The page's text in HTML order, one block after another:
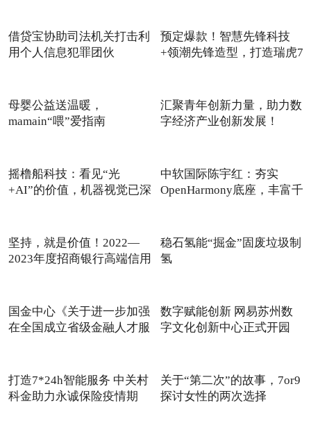
借贷宝协助司法机关打击利
用个人信息犯罪团伙
预定爆款！智慧先锋科技
+领潮先锋造型，打造瑞虎7
母婴公益送温暖，
mamain“喂”爱指南
汇聚青年创新力量，助力数
字经济产业创新发展！
摇橹船科技：看见“光
+AI”的价值，机器视觉已深
中软国际陈宇红：夯实
OpenHarmony底座，丰富千
坚持，就是价值！2022—
2023年度招商银行高端信用
稳石氢能“掘金”固废垃圾制
氢
国金中心《关于进一步加强
在全国成立省级金融人才服
数字赋能创新 网易苏州数
字文化创新中心正式开园
打造7*24h智能服务 中关村
科金助力永诚保险疫情期
关于“第二次”的故事，7or9
探讨女性的两次选择